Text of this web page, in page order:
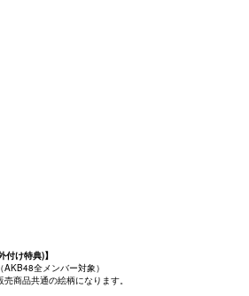
け特典)】
AKB48全メンバー対象）
商品共通の絵柄になります。